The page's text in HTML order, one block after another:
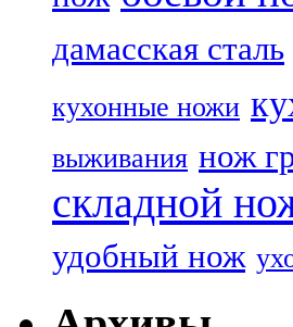
дамасская сталь
кухонные ножи
выживания нож
складной
удобный нож